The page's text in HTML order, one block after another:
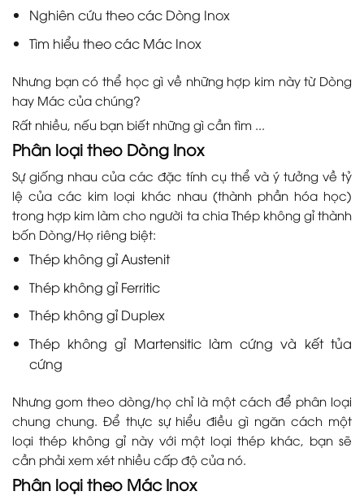
Nghiên cứu theo các Dòng Inox
Tìm hiểu theo các Mác Inox
Nhưng bạn có thể học gì về những hợp kim này từ Dòng
hay Mác của chúng?
Rất nhiều, nếu bạn biết những gì cần tìm ...
Phân loại theo Dòng Inox
Sự giống nhau của các đặc tính cụ thể và ý tưởng về tỷ
lệ của các kim loại khác nhau (thành phần hóa học)
trong hợp kim làm cho người ta chia Thép không gỉ thành
bốn Dòng/Họ riêng biệt:
Thép không gỉ Austenit
Thép không gỉ Ferritic
Thép không gỉ Duplex
Thép không gỉ Martensitic làm cứng và kết tủa
cứng
Nhưng gom theo dòng/họ chỉ là một cách để phân loại
chung chung. Để thực sự hiểu điều gì ngăn cách một
loại thép không gỉ này với một loại thép khác, bạn sẽ
cần phải xem xét nhiều cấp độ của nó.
Phân loại theo Mác Inox